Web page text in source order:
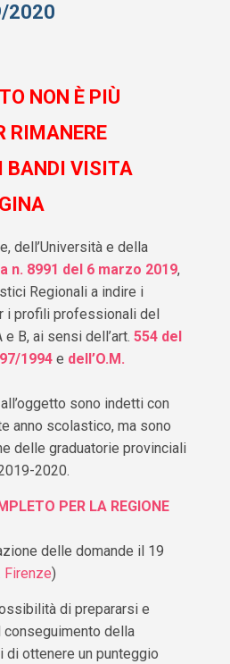
2020
NON È PIÙ
RIMANERE
BANDI VISITA
dell’Università e della
n. 8991 del 6 marzo 2019,
Regionali a indire i
i profili professionali del
e B, ai sensi dell’art. 554 del
1994 e dell’O.M.
sono indetti con
anno scolastico, ma sono
delle graduatorie provinciali
2020.
PER LA REGIONE
delle domande il 19
Firenze)
di prepararsi e
della
di ottenere un punteggio